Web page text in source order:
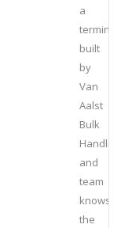
a
terminal
built
by
Van
Aalst
Bulk
Handling
and
team
knows
the